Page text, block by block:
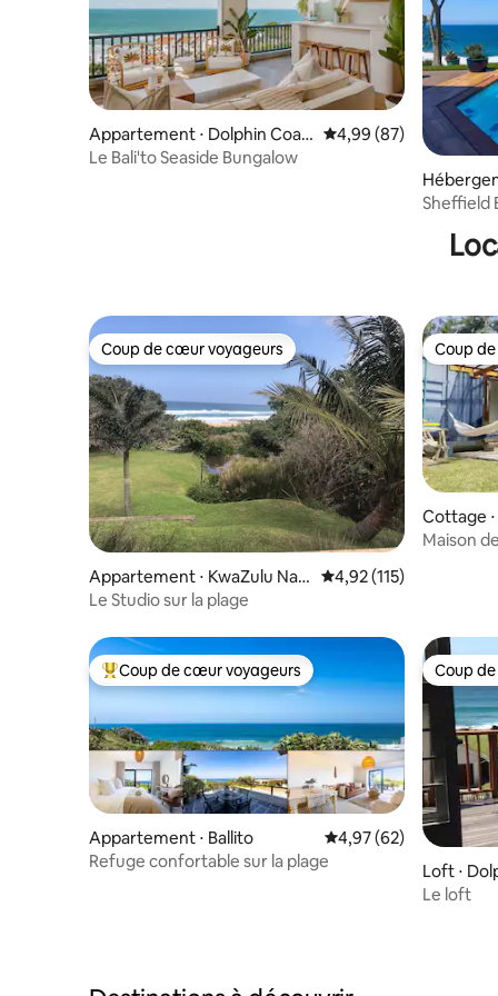
Appartement ⋅ Dolphin Coas
t
Évaluation moyenne
4,99 (87)
Le Bali'to Seaside Bungalow
Sheffield
Coup de cœur voyageurs
Coup de cœur voyageurs
Appartement ⋅ KwaZulu Nat
al
Évaluation moyenne
4,92 (115)
Le Studio sur la plage
Coup
Coup
Cottage
Maison
Coups de cœur voyageurs les plus appréciés
Coup de cœur voyageurs
Appartement ⋅ Ballito Évaluation moyenne
4,97 (62)
Refuge confortable sur la plage
Coup
Coup
Loft ⋅
Le loft